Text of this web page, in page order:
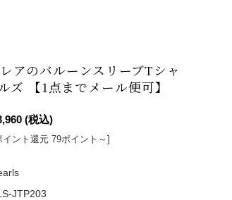
アのバルーンスリーブTシャ
【1点までメール便可】
(税込)
イント還元 79ポイント～]
JTP203